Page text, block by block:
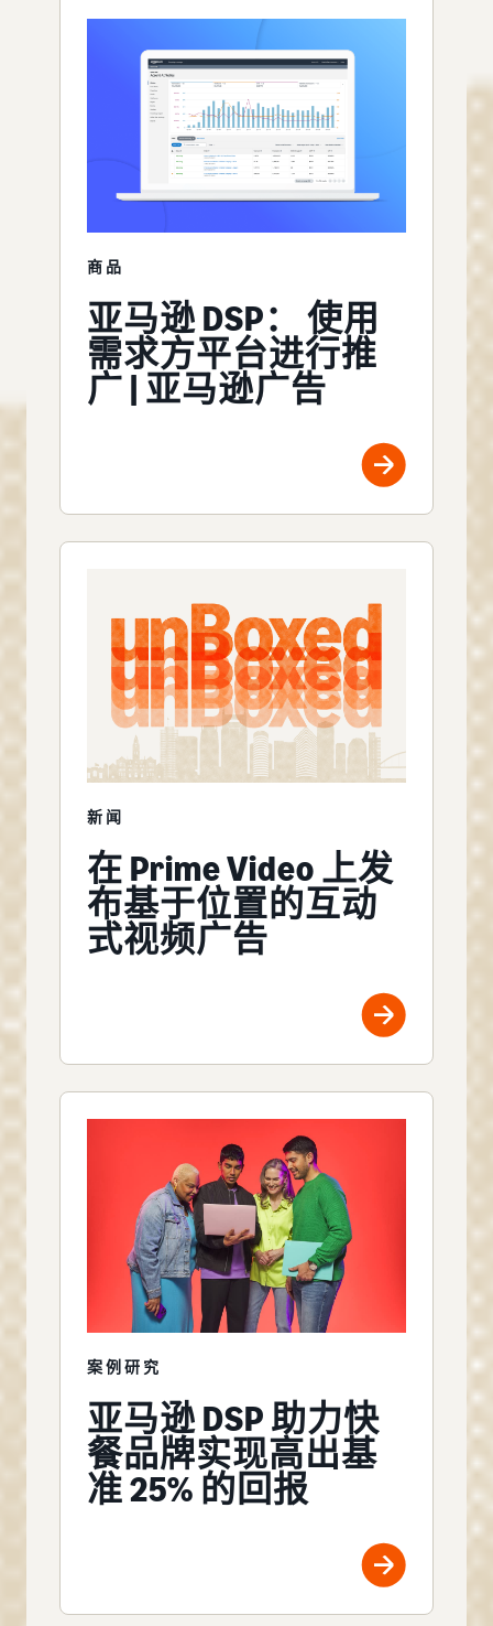
商品
亚马逊 DSP： 使用
需求方平台进行推
广 | 亚马逊广告
新闻
在 Prime Video 上发
布基于位置的互动
式视频广告
案例研究
亚马逊 DSP 助力快
餐品牌实现高出基
准 25% 的回报